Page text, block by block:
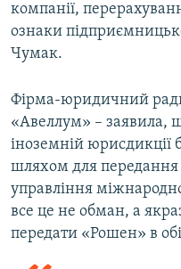
компанії,
ознаки
Чумак.
Фірма-юридичний
«Авеллум» – заявила,
іноземній
шляхом для
управління
все це не обман, а
передати «Рошен» в